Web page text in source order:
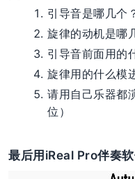
引导音是哪几个
旋律的动机是哪
引导音前面用的
旋律用的什么模
请用自己乐器都
位）
最后用iReal Pro伴奏